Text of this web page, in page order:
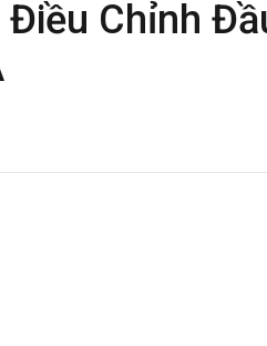
Chỉnh